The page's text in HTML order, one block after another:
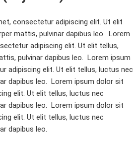
consectetur adipiscing elit. Ut elit
mattis, pulvinar dapibus leo. Lorem
adipiscing elit. Ut elit tellus,
pulvinar dapibus leo. Lorem ipsum
adipiscing elit. Ut elit tellus, luctus nec
dapibus leo. Lorem ipsum dolor sit
elit. Ut elit tellus, luctus nec
dapibus leo. Lorem ipsum dolor sit
elit. Ut elit tellus, luctus nec
dapibus leo.